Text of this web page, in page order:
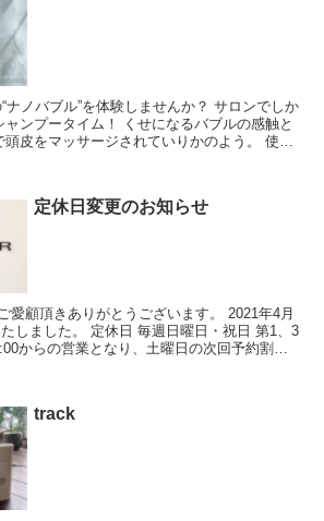
ナノバブル”を体験しませんか？ サロンでしか
ンプータイム！ くせになるバブルの感触と
皮をマッサージされていりかのよう。 使っ
定休日変更のお知らせ
愛顧頂きありがとうございます。 2021年4月
しました。 定休日 毎週日曜日・祝日 第1、3
からの営業となり、土曜日の次回予約割引
track